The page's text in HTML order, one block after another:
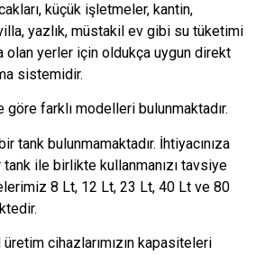
küçük işletmeler, kantin,
yazlık, müstakil ev gibi su tüketimi
yerler için oldukça uygun direkt
sistemidir.
farklı modelleri bulunmaktadır.
tank bulunmamaktadır. İhtiyacınıza
ile birlikte kullanmanızı tavsiye
8 Lt, 12 Lt, 23 Lt, 40 Lt ve 80
cihazlarımızın kapasiteleri